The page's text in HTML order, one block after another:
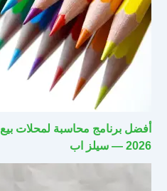
أفضل برنامج محاسبة لمحلات
2026 — سيلز اب